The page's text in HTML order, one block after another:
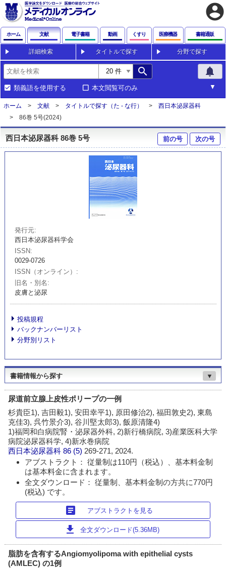
account_circle
ホーム 文献 電子書籍 動画 くすり 医療機器 書籍通販
詳細検索 タイトルで探す 分野で探す
search notifications
類義語を使用する 本文閲覧可のみ
ホーム 文献 タイトルで探す（た - な行）
西日本泌尿器科
86巻 5号(2024)
西日本泌尿器科 86巻 5号 前の号 次の号
発行元
西日本泌尿器科学会
ISSN
0029-0726
ISSN（オンライン）
旧名・別名
皮膚と泌尿
投稿規程
バックナンバーリスト
分野別リスト
書籍情報から探す ▼
尿道前立腺上皮性ポリープの一例
杉貴臣1), 吉田毅1), 安田幸平1), 原田修治2), 福田敦史2), 東島
克佳3), 呉竹景介3), 谷川堅太郎3), 飯原清隆4)
1)福岡和白病院腎・泌尿器外科, 2)新行橋病院, 3)産業医科大学
病院泌尿器科学, 4)新水巻病院
西日本泌尿器科 86 (5) 269-271, 2024.
アブストラクト： 従量制は110円（税込）、基本料金制
は基本料金に含まれます。
全文ダウンロード： 従量制、基本料金制の方共に770円
(税込) です。
article アブストラクトを見る
download 全文ダウンロード(5.36MB)
脂肪を含有するAngiomyolipoma with epithelial cysts
(AMLEC) の1例